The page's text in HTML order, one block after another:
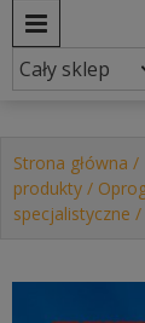
Strona główna /
produkty /
specjalistyczne /